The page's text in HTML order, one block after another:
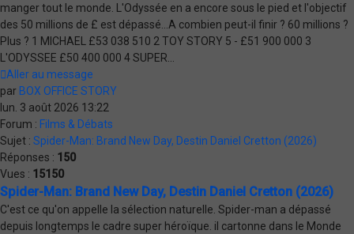
manger tout le monde. L'Odyssée en a encore sous le pied et l'objectif
des 50 millions de £ est dépassé...A combien peut-il finir ? 60 millions ?
Plus ? 1 MICHAEL £53 038 510 2 TOY STORY 5 - £51 900 000 3
L'ODYSSEE £50 400 000 4 SUPER...
Aller au message
par BOX OFFICE STORY
lun. 3 août 2026 13:22
Forum : Films & Débats
Sujet : Spider-Man: Brand New Day, Destin Daniel Cretton (2026)
Réponses : 150
Vues : 15150
Spider-Man: Brand New Day, Destin Daniel Cretton (2026)
C'est ce qu'on appelle la sélection naturelle. Spider-man a dépassé
depuis longtemps le cadre super héroïque. il cartonne dans le Monde